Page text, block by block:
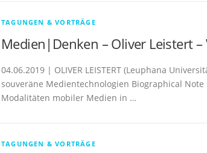
TAGUNGEN & VORTRÄGE
Medien|Denken – Oliver Leistert –
04.06.2019 | OLIVER LEISTERT (Leuphana
souveräne Medientechnologien Biographical
Modalitäten mobiler Medien in …
TAGUNGEN & VORTRÄGE